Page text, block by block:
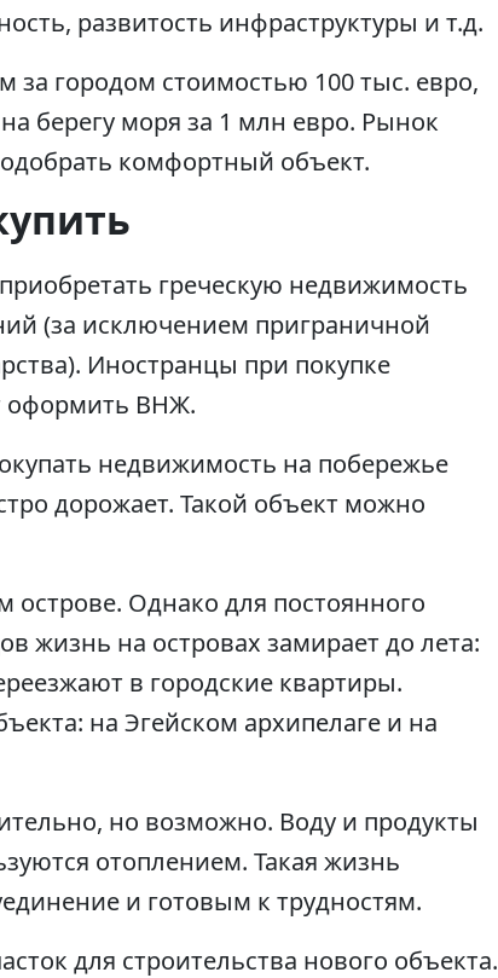
развитость инфраструктуры и т.д.
за городом стоимостью 100 тыс. евро,
берегу моря за 1 млн евро. Рынок
комфортный объект.
греческую недвижимость
(за исключением приграничной
Иностранцы при покупке
оформить ВНЖ.
недвижимость на побережье
дорожает. Такой объект можно
острове. Однако для постоянного
жизнь на островах замирает до лета:
в городские квартиры.
на Эгейском архипелаге и на
но возможно. Воду и продукты
отоплением. Такая жизнь
и готовым к трудностям.
для строительства нового объекта.